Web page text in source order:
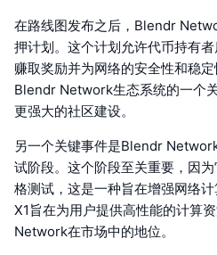
在路线图发布之后，Blendr
押计划。这个计划允许代币持有
赚取奖励并为网络的安全性和稳
Blendr Network生态系统的一个
更强大的社区建设。
另一个关键事件是Blendr
试阶段。这个阶段至关重要，因
格测试，这是一种旨在增强网络
X1旨在为用户提供高性能的计算
Network在市场中的地位。